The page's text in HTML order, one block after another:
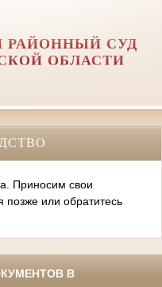
РАЙОННЫЙ СУД
ОБЛАСТИ
Приносим свои
позже или обратитесь
В